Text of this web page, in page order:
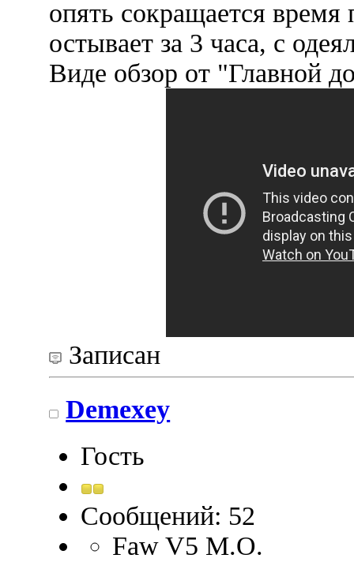
опять сокращается время
остывает за 3 часа, с
Виде обзор от "Главной
Записан
Demexey
Гость
Сообщений: 52
Faw V5 М.О.